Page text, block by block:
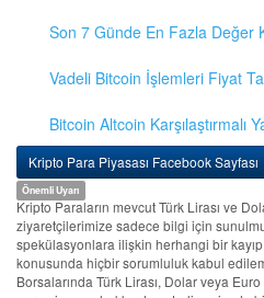
Son 7 Günde En Fazla Değer
Vadeli Bitcoin İşlemleri Fiyat
Bitcoin Altcoin Karşılaştırmalı
Kripto Para Piyasası Facebook Sayfası
Önemli Uyarı
Kripto Paraların mevcut Türk Lirası ve
ziyaretçilerimize sadece bilgi için
spekülasyonlara ilişkin herhangi bir
konusunda hiçbir sorumluluk kabul
Borsalarında Türk Lirası, Dolar veya